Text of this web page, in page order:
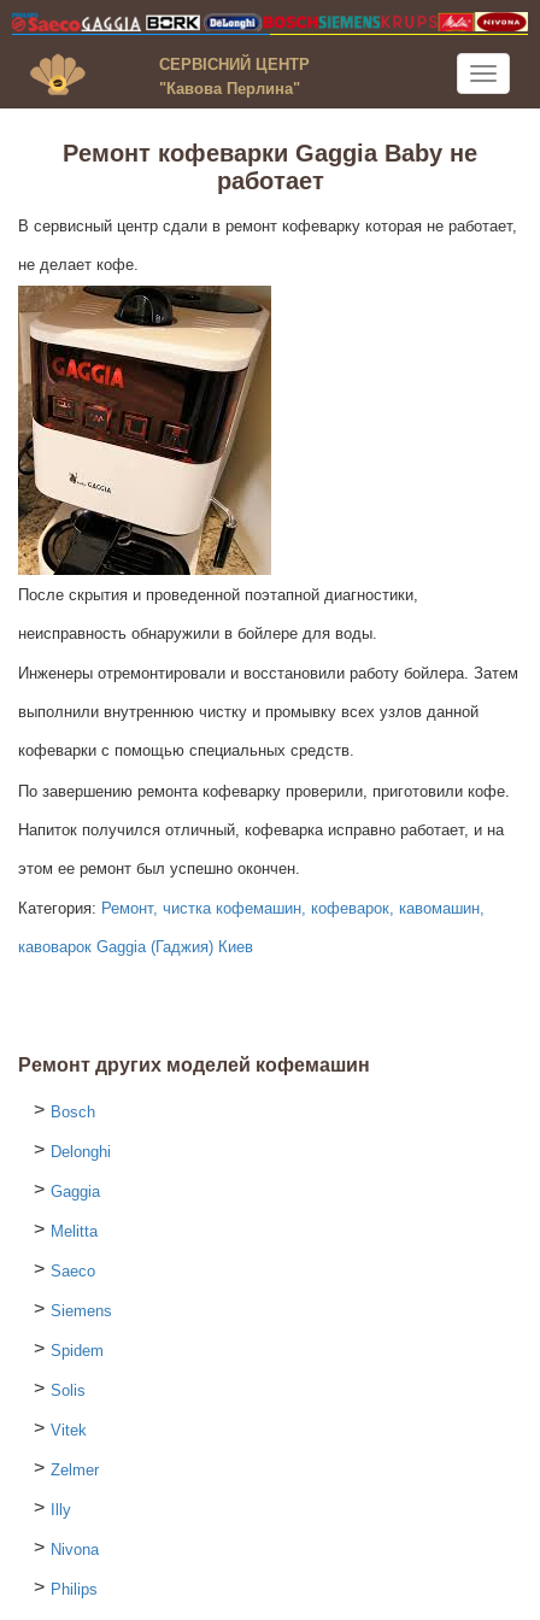
Toggle
СЕРВІСНИЙ ЦЕНТР
"Кавова Перлина"
Ремонт кофеварки Gaggia Baby не
работает
В сервисный центр сдали в ремонт кофеварку которая не работает,
не делает кофе.
После скрытия и проведенной поэтапной диагностики,
неисправность обнаружили в бойлере для воды.
Инженеры отремонтировали и восстановили работу бойлера. Затем
выполнили внутреннюю чистку и промывку всех узлов данной
кофеварки с помощью специальных средств.
По завершению ремонта кофеварку проверили, приготовили кофе.
Напиток получился отличный, кофеварка исправно работает, и на
этом ее ремонт был успешно окончен.
Категория: Ремонт, чистка кофемашин, кофеварок, кавомашин,
кавоварок Gaggia (Гаджия) Киев
Ремонт других моделей кофемашин
Bosch
Delonghi
Gaggia
Melitta
Saeco
Siemens
Spidem
Solis
Vitek
Zelmer
Illy
Nivona
Philips